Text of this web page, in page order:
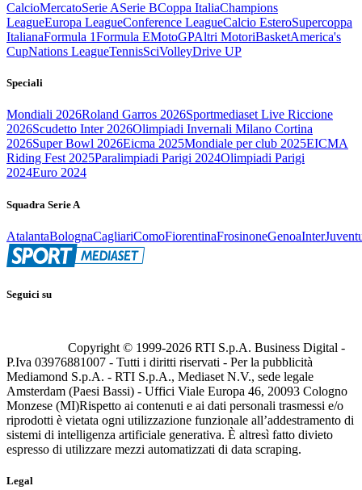
CalcioMercatoSerie ASerie BCoppa ItaliaChampions
LeagueEuropa LeagueConference LeagueCalcio EsteroSupercoppa
ItalianaFormula 1Formula EMotoGPAltri MotoriBasketAmerica's
CupNations LeagueTennisSciVolleyDrive UP
Speciali
Mondiali 2026Roland Garros 2026Sportmediaset Live Riccione
2026Scudetto Inter 2026Olimpiadi Invernali Milano Cortina
2026Super Bowl 2026Eicma 2025Mondiale per club 2025EICMA
Riding Fest 2025Paralimpiadi Parigi 2024Olimpiadi Parigi
2024Euro 2024
Squadra Serie A
AtalantaBolognaCagliariComoFiorentinaFrosinoneGenoaInter
Seguici su
Copyright © 1999-2026 RTI S.p.A. Business Digital -
P.Iva 03976881007 - Tutti i diritti riservati - Per la pubblicità
Mediamond S.p.A. - RTI S.p.A., Mediaset N.V., sede legale
Amsterdam (Paesi Bassi) - Uffici Viale Europa 46, 20093 Cologno
Monzese (MI)Rispetto ai contenuti e ai dati personali trasmessi e/o
riprodotti è vietata ogni utilizzazione funzionale all’addestramento di
sistemi di intelligenza artificiale generativa. È altresì fatto divieto
espresso di utilizzare mezzi automatizzati di data scraping.
Legal